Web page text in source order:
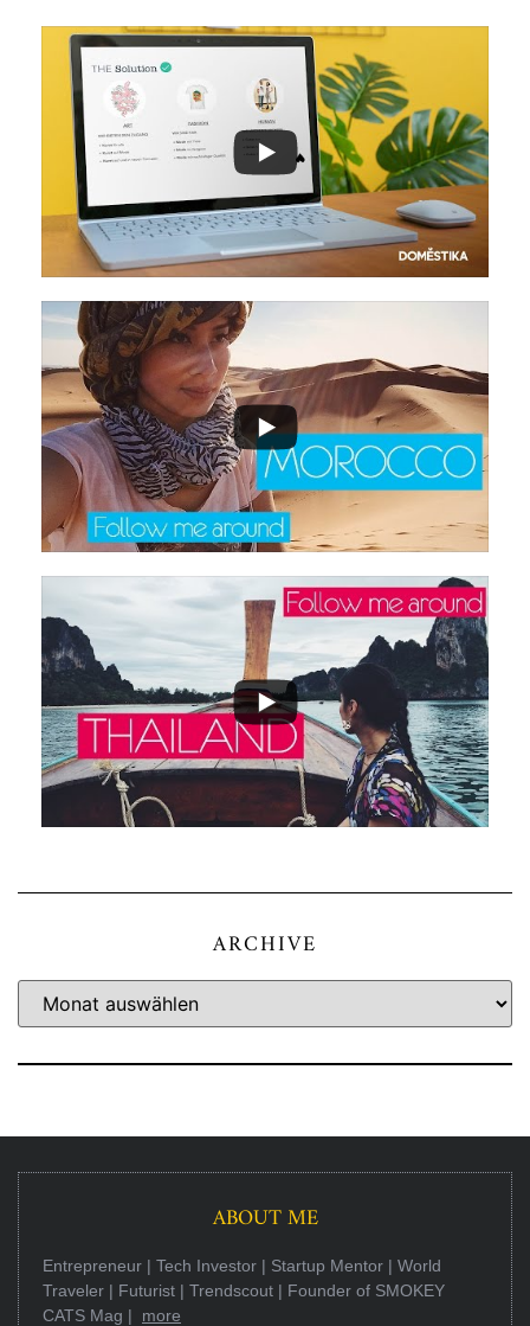
ARCHIVE
ABOUT ME
Entrepreneur | Tech Investor | Startup Mentor | World
Traveler | Futurist | Trendscout | Founder of SMOKEY
CATS Mag | more